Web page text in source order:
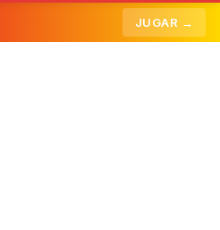
JUGAR →